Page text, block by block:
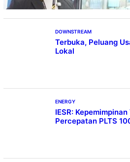
DOWNSTREAM
Terbuka, Peluang
Lokal
ENERGY
IESR:
Percepatan PLTS